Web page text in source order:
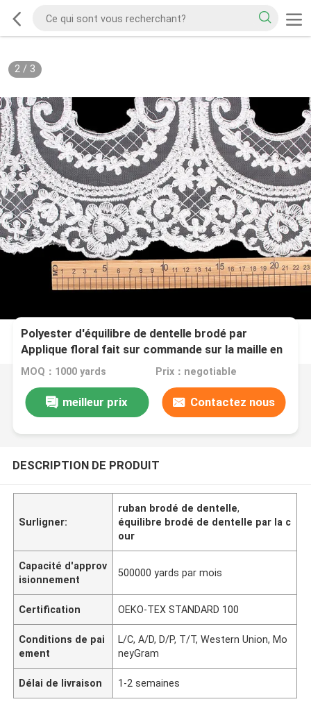
2/ 3
Polyester d'équilibre de dentelle brodé par
Applique floral fait sur commande sur la maille en
nylon
MOQ：1000 yards Prix：negotiable
meilleur prix Contactez nous
DESCRIPTION DE PRODUIT
Surligner:
ruban brodé de dentelle,
équilibre brodé de dentelle par la c
our
Capacité d'approv
isionnement
500000 yards par mois
Certification OEKO-TEX STANDARD 100
Conditions de pai
ement
L/C, A/D, D/P, T/T, Western Union, Mo
neyGram
Délai de livraison 1-2 semaines